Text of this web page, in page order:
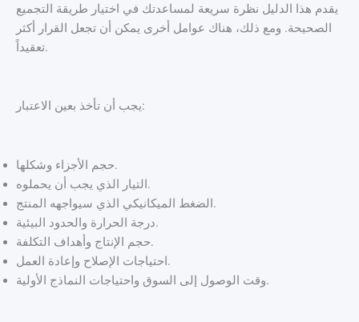
يقدم هذا الدليل نظرة سريعة لمساعدتك في اختيار طريقة التجميع
الصحيحة. ومع ذلك، هناك عوامل أخرى يمكن أن تجعل القرار أكثر
تعقيداً.
يجب أن تأخذ بعين الاعتبار:
حجم الأجزاء وشكلها.
التيار الذي يجب أن يحملوه.
الضغط الميكانيكي الذي سيواجهه المنتج.
درجة الحرارة والحدود البيئية.
حجم الإنتاج وأهداف التكلفة.
احتياجات الإصلاح وإعادة العمل.
وقت الوصول إلى السوق واحتياجات النماذج الأولية.